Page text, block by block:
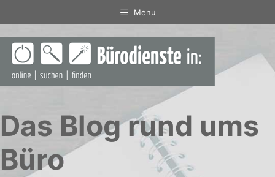
Inhalt
springen
Menu
Das Blog rund ums
Büro